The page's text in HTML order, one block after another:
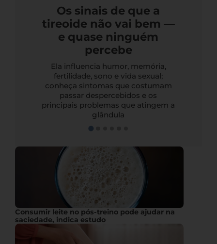
Os sinais de que a
tireoide não vai bem —
e quase ninguém
percebe
Ela influencia humor, memória,
fertilidade, sono e vida sexual;
conheça sintomas que costumam
passar despercebidos e os
principais problemas que atingem a
glândula
Consumir leite no pós-treino pode ajudar na
saciedade, indica estudo